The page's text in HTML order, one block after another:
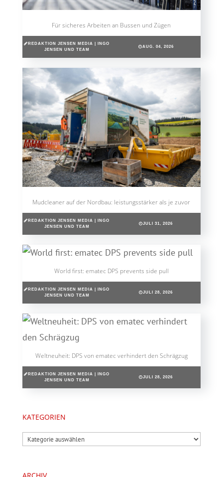
Für sicheres Arbeiten an Bussen und Zügen
REDAKTION JENSEN MEDIA | INGO
JENSEN UND TEAM
AUG. 04, 2026
Mudcleaner auf der Nordbau: leistungsstärker als je zuvor
REDAKTION JENSEN MEDIA | INGO
JENSEN UND TEAM
JULI 31, 2026
World first: ematec DPS prevents side pull
REDAKTION JENSEN MEDIA | INGO
JENSEN UND TEAM
JULI 28, 2026
Weltneuheit: DPS von ematec verhindert den Schrägzug
REDAKTION JENSEN MEDIA | INGO
JENSEN UND TEAM
JULI 28, 2026
KATEGORIEN
Kategorien